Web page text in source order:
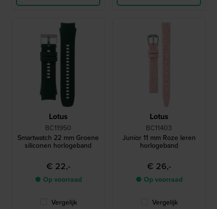
Lotus
BC11950
Smartwatch 22 mm Groene
siliconen horlogeband
€ 22,-
● Op voorraad
Vergelijk
Lotus
BC11403
Junior 11 mm Roze leren
horlogeband
€ 26,-
● Op voorraad
Vergelijk